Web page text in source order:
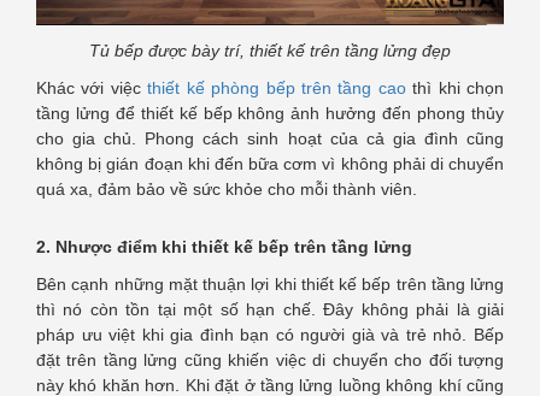
Tủ bếp được bày trí, thiết kế trên tầng lửng đẹp
Khác với việcthiết kế phòng bếp trên tầng caothì khi chọn
tầng lửng để thiết kế bếp không ảnh hưởng đến phong thủy
cho gia chủ. Phong cách sinh hoạt của cả gia đình cũng
không bị gián đoạn khi đến bữa cơm vì không phải di chuyển
quá xa, đảm bảo về sức khỏe cho mỗi thành viên.
2. Nhược điểm khi thiết kế bếp trên tầng lửng
Bên cạnh những mặt thuận lợi khi thiết kế bếp trên tầng lửng
thì nó còn tồn tại một số hạn chế. Đây không phải là giải
pháp ưu việt khi gia đình bạn có người già và trẻ nhỏ. Bếp
đặt trên tầng lửng cũng khiến việc di chuyển cho đối tượng
này khó khăn hơn. Khi đặt ở tầng lửng luồng không khí cũng